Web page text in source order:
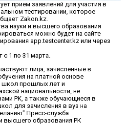
прием заявлений для участия в
тестировании, которое
Zakon.kz.
науки и высшего образования
можно будет на сайте
app.testcenter.kz или через
с 1 по 31 марта.
лица, зачисленные в
на платной основе
школ прошлых лет и
национальности, не
РК, а также обучающиеся в
для зачисления в вуз на
служба
высшего образования РК